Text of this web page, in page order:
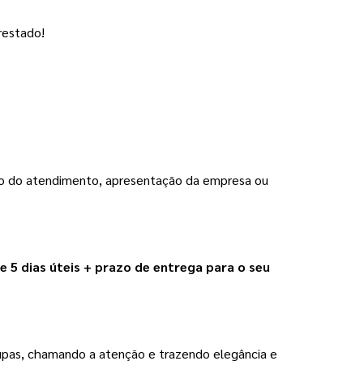
do atendimento, apresentação da empresa ou
5 dias úteis + prazo de entrega para o seu
chamando a atenção e trazendo elegância e